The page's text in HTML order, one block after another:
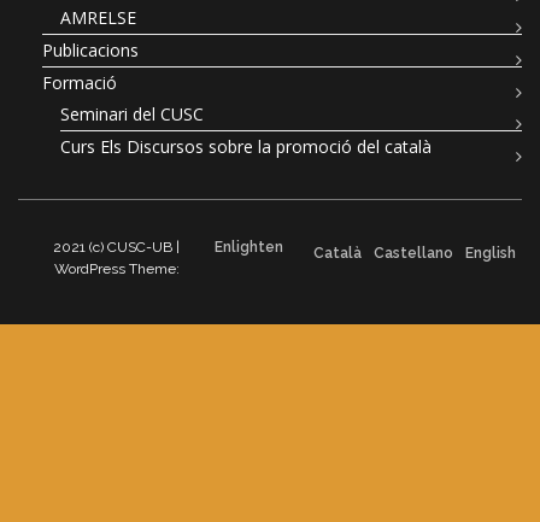
AMRELSE
Publicacions
Formació
Seminari del CUSC
Curs Els Discursos sobre la promoció del català
2021 (c) CUSC-UB |
WordPress Theme:
Enlighten Català Castellano English